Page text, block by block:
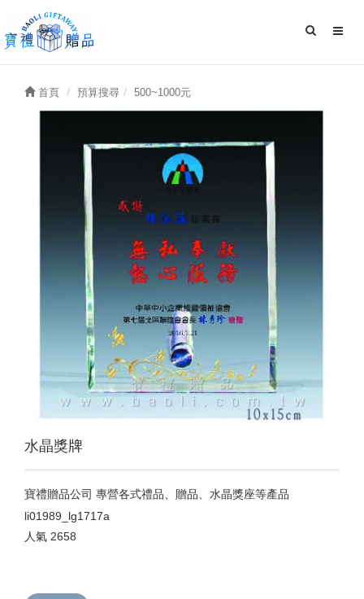
首頁 預算搜尋 500~1000元
水晶獎牌
寶禮贈品公司 專營各式禮品、贈品、水晶獎座等產品
li01989_lg1717a
人氣 2658